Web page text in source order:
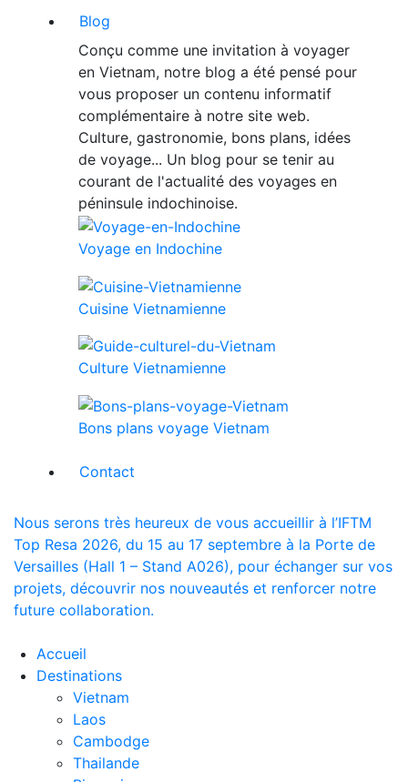
Blog
Conçu comme une invitation à voyager
en Vietnam, notre blog a été pensé pour
vous proposer un contenu informatif
complémentaire à notre site web.
Culture, gastronomie, bons plans, idées
de voyage... Un blog pour se tenir au
courant de l'actualité des voyages en
péninsule indochinoise.
Voyage en Indochine
Cuisine Vietnamienne
Culture Vietnamienne
Bons plans voyage Vietnam
Contact
Nous serons très heureux de vous accueillir à l’IFTM
Top Resa 2026, du 15 au 17 septembre à la Porte de
Versailles (Hall 1 – Stand A026), pour échanger sur vos
projets, découvrir nos nouveautés et renforcer notre
future collaboration.
Accueil
Destinations
Vietnam
Laos
Cambodge
Thailande